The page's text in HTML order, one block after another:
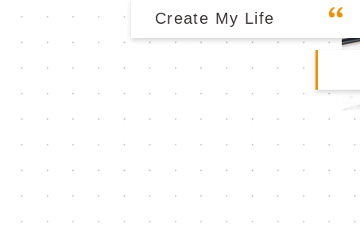
Create My Life